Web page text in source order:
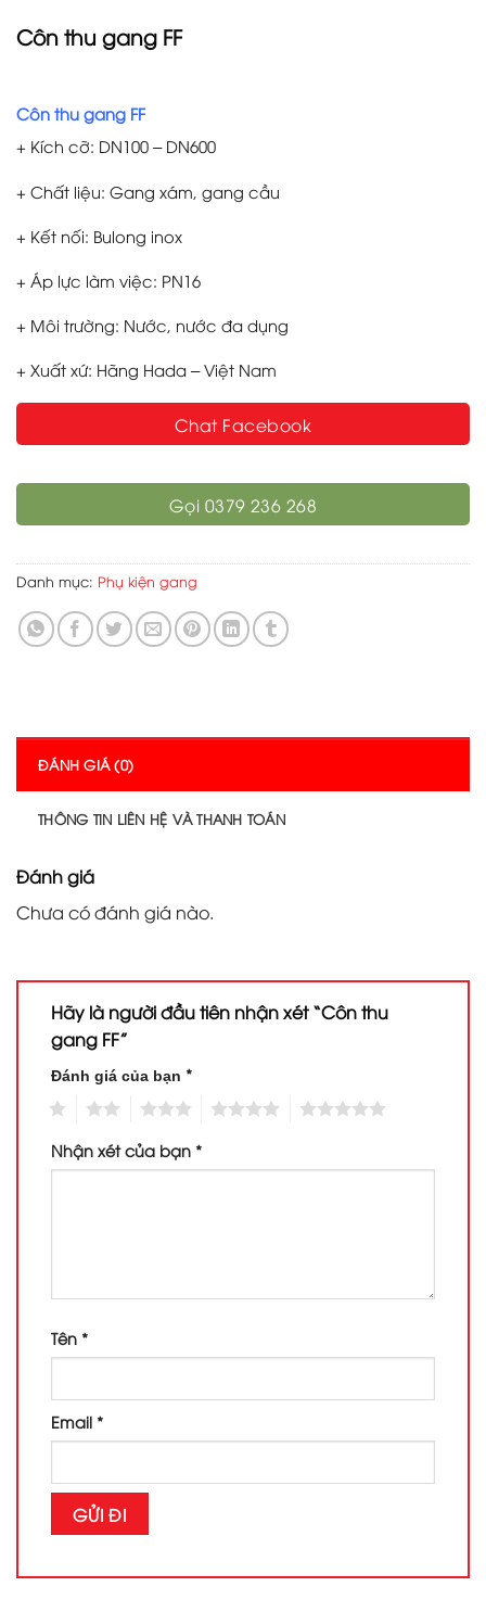
Côn thu gang FF
Côn thu gang FF
+ Kích cỡ: DN100 – DN600
+ Chất liệu: Gang xám, gang cầu
+ Kết nối: Bulong inox
+ Áp lực làm việc: PN16
+ Môi trường: Nước, nước đa dụng
+ Xuất xứ: Hãng Hada – Việt Nam
Chat Facebook
Gọi 0379 236 268
Danh mục: Phụ kiện gang
ĐÁNH GIÁ (0)
THÔNG TIN LIÊN HỆ VÀ THANH TOÁN
Đánh giá
Chưa có đánh giá nào.
Hãy là người đầu tiên nhận xét “Côn thu
gang FF”
Đánh giá của bạn *
Nhận xét của bạn *
Tên *
Email *